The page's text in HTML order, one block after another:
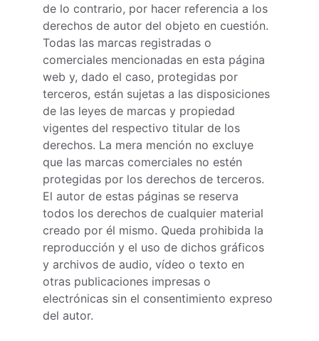
de lo contrario, por hacer referencia a los
derechos de autor del objeto en cuestión.
Todas las marcas registradas o
comerciales mencionadas en esta página
web y, dado el caso, protegidas por
terceros, están sujetas a las disposiciones
de las leyes de marcas y propiedad
vigentes del respectivo titular de los
derechos. La mera mención no excluye
que las marcas comerciales no estén
protegidas por los derechos de terceros.
El autor de estas páginas se reserva
todos los derechos de cualquier material
creado por él mismo. Queda prohibida la
reproducción y el uso de dichos gráficos
y archivos de audio, vídeo o texto en
otras publicaciones impresas o
electrónicas sin el consentimiento expreso
del autor.